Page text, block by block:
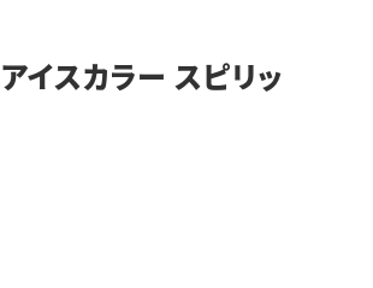
イスカラー スピリッ